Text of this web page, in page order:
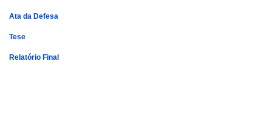
Ata da Defesa
Tese
Relatório Final